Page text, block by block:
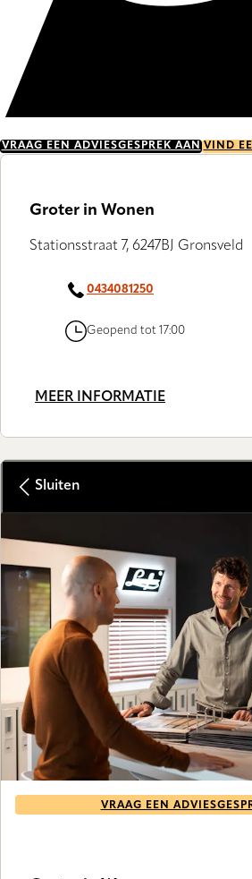
VRAAG EEN ADVIESGESPREK AAN VIND
Groter in Wonen
Stationsstraat 7, 6247BJ Gronsveld
0434081250
Geopend tot 17:00
MEER INFORMATIE
Sluiten
VRAAG EEN